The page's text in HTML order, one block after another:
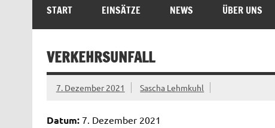
START EINSÄTZE NEWS ÜBER UNS
VERKEHRSUNFALL
7. Dezember 2021 Sascha Lehmkuhl
Datum:7. Dezember 2021